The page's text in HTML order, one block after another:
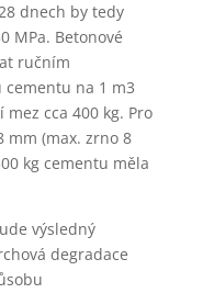
dnech by tedy
MPa. Betonové
ručním
cementu na 1 m3
cca 400 kg. Pro
mm (max. zrno 8
kg cementu měla
výsledný
degradace